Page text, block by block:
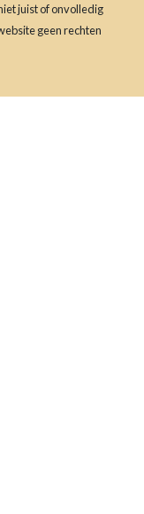
juist of onvolledig
geen rechten